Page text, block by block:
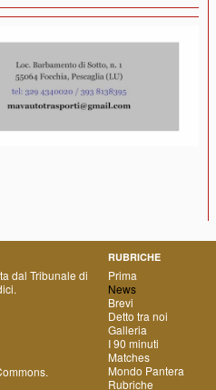
dal Tribunale di
.
RUBRICHE
Prima
News
Brevi
Detto tra noi
Galleria
I 90 minuti
Matches
Mondo Pantera
Rubriche